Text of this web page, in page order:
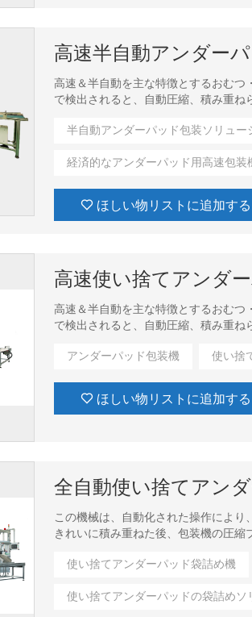
高速半自動アンダー
高速＆半自動を主な特徴とするおむ
で検出されると、自動圧縮、積み重
半自動アンダーパッド包装ソリュー
経済的なアンダーパッド用高速包装
ほしい物リストに追加する
高速使い捨てアンダ
高速＆半自動を主な特徴とするおむ
で検出されると、自動圧縮、積み重
アンダーパッド包装機
使い捨
ほしい物リストに追加する
全自動使い捨てアン
この機械は、自動化された操作によ
きれいに積み重ねた後、包装機の圧縮
使い捨てアンダーパッド袋詰め機
使い捨てアンダーパッドの袋詰めソ